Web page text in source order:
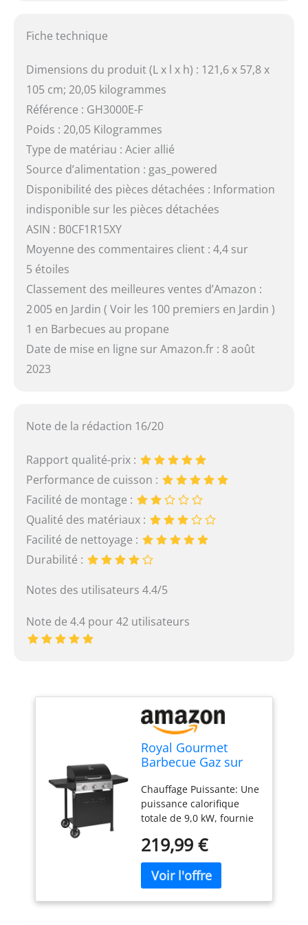
Fiche technique
Dimensions du produit (L x l x h) : 121,6 x 57,8 x
105 cm; 20,05 kilogrammes
Référence : GH3000E-F
Poids : 20,05 Kilogrammes
Type de matériau : Acier allié
Source d’alimentation : gas_powered
Disponibilité des pièces détachées : Information
indisponible sur les pièces détachées
ASIN : B0CF1R15XY
Moyenne des commentaires client : 4,4 sur
5 étoiles
Classement des meilleures ventes d’Amazon :
2 005 en Jardin ( Voir les 100 premiers en Jardin )
1 en Barbecues au propane
Date de mise en ligne sur Amazon.fr : 8 août
2023
Note de la rédaction 16/20
Rapport qualité-prix :
Performance de cuisson :
Facilité de montage :
Qualité des matériaux :
Facilité de nettoyage :
Durabilité :
Notes des utilisateurs 4.4/5
Note de 4.4 pour 42 utilisateurs
Royal Gourmet
Barbecue Gaz sur
BBQ Gaz avec
Capot, Puissance
9kW Propane, 2
Grilles en Émaillée,
2 Table Latérales,
Thermomètre
Intégré, Adapté pour
Jardin et Camping
Chauffage Puissante: Une
puissance calorifique
totale de 9,0 kW, fournie
acier inoxydable de 3,0
kW, fournit une chaleur
constante pour les
grillades. Grande Surface
de Cuisson: la zone de
219,99 €